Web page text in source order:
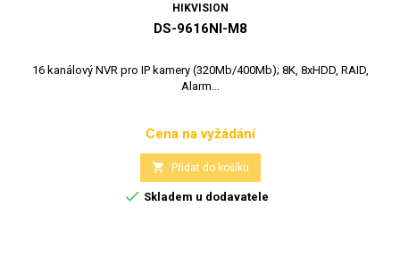
HIKVISION
DS-9616NI-M8
16 kanálový NVR pro IP kamery (320Mb/400Mb); 8K, 8xHDD, RAID,
Alarm...
Cena
Cena na vyžádání
 Přidat do košíku
 Skladem u dodavatele